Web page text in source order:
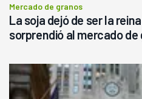
Mercado de granos
La soja dejó de ser la
sorprendió al mercado de